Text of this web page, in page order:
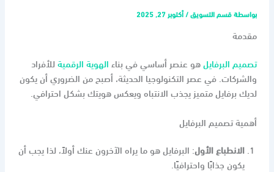
بواسطةقسم التسويق/أكتوبر 27, 2025
مقدمة
تصميم البرفايل هو عنصر أساسي في بناء الهوية الرقميةللأفراد
والشركات. في عصر التكنولوجيا الحديثة، أصبح من الضروري أن يكون
لديك برفايل متميز يجذب الانتباه ويعكس هويتك بشكل احترافي.
أهمية تصميم البرفايل
الانطباع الأول: البرفايل هو ما يراه الآخرون عنك أولاً، لذا يجب أن
يكون جذابًا واحترافيًا.